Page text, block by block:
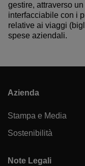
gestire, attraverso
interfacciabile con i
relative ai viaggi
spese aziendali.
Azienda
Stampa e Media
Sostenibilità
Note Legali